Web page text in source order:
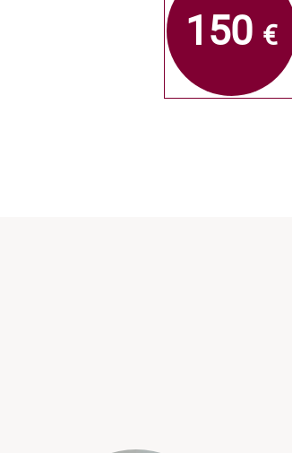
150 €